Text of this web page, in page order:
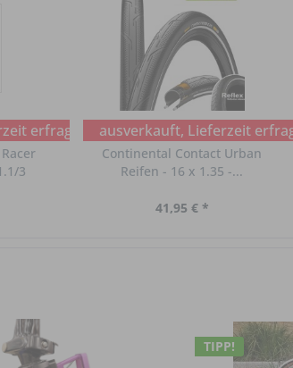
erfragen
3
ausverkauft, Lieferzeit
Continental Contact Urban
Reifen - 16 x 1.35 -...
41,95 € *
TIPP!